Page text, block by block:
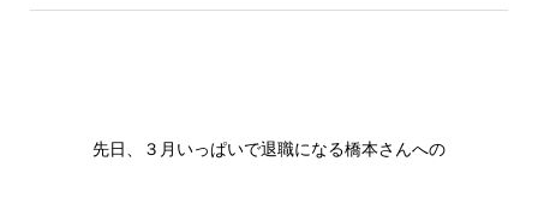
先日、３月いっぱいで退職になる橋本さんへの